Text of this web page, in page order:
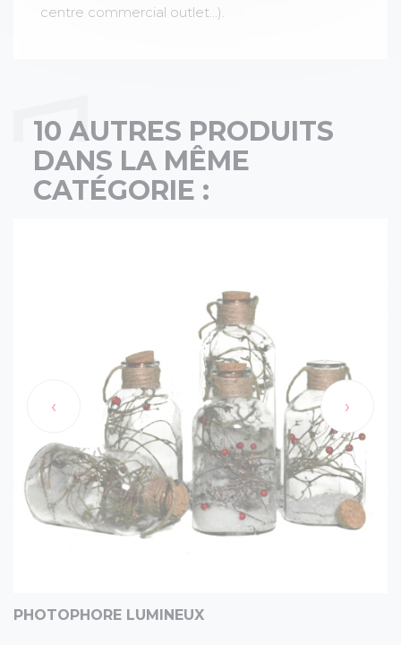
centre commercial outlet...).
10 AUTRES PRODUITS
DANS LA MÊME
CATÉGORIE :
PHOTOPHORE LUMINEUX
‹ ›